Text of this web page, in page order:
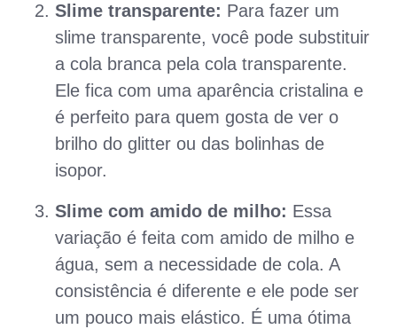
Slime transparente: Para fazer um
slime transparente, você pode substituir
a cola branca pela cola transparente.
Ele fica com uma aparência cristalina e
é perfeito para quem gosta de ver o
brilho do glitter ou das bolinhas de
isopor.
Slime com amido de milho: Essa
variação é feita com amido de milho e
água, sem a necessidade de cola. A
consistência é diferente e ele pode ser
um pouco mais elástico. É uma ótima